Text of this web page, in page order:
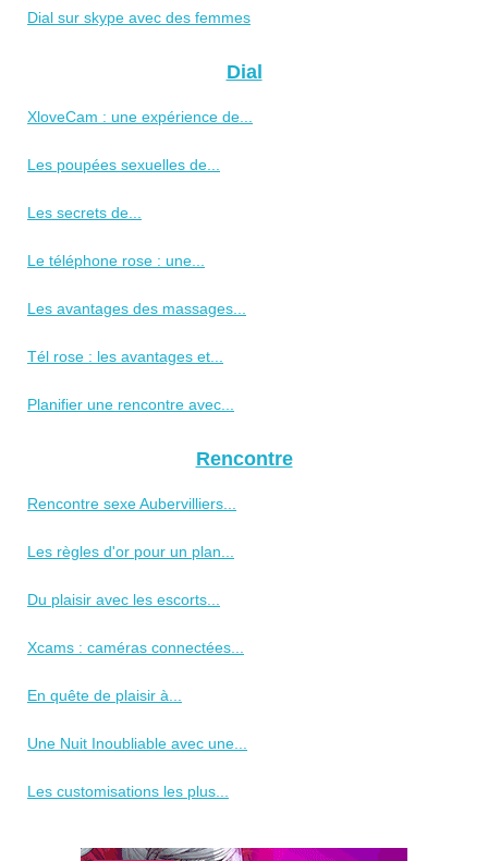
Dial sur skype avec des femmes
Dial
XloveCam : une expérience de...
Les poupées sexuelles de...
Les secrets de...
Le téléphone rose : une...
Les avantages des massages...
Tél rose : les avantages et...
Planifier une rencontre avec...
Rencontre
Rencontre sexe Aubervilliers...
Les règles d'or pour un plan...
Du plaisir avec les escorts...
Xcams : caméras connectées...
En quête de plaisir à...
Une Nuit Inoubliable avec une...
Les customisations les plus...